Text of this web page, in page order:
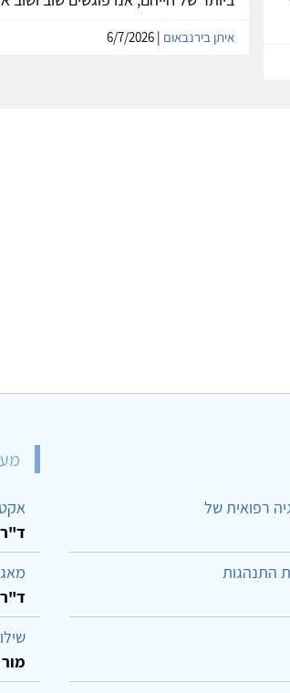
איתן בירנבאום
רפואית של
התנהגות
ד"ר